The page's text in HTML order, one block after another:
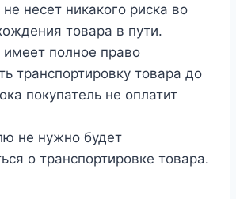
несет никакого риска во
товара в пути.
полное право
транспортировку товара до
покупатель не оплатит
не нужно будет
о транспортировке товара.